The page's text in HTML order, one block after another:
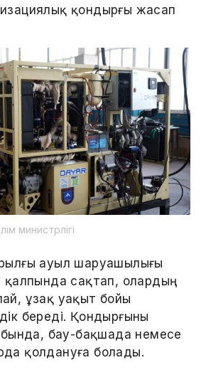
қондырғы жасап
министрлігі
ауыл шаруашылығы
қалпында сақтап, олардың
ұзақ уақыт бойы
береді. Қондырғыны
бау-бақшада немесе
қолдануға болады.